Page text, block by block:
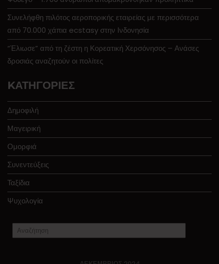
Συνελήφθη πιλότος αεροπορικής εταιρείας με περισσότερα
από 70.000 χάπια ecstasy στην Ινδονησία
“Έλιωσε” από τη ζέστη η Κορεατική Χερσόνησος – Ανάσες
δροσιάς αναζητούν οι πολίτες
KΑΤΗΓΟΡΊΕΣ
Δημοφιλή
Μαγειρική
Ομορφιά
Συνεντεύξεις
Ταξίδια
Ψυχολογία